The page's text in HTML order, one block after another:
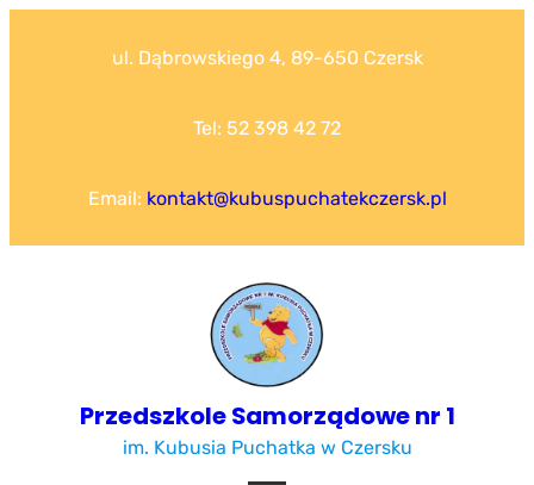
ul. Dąbrowskiego 4, 89-650 Czersk
Tel: 52 398 42 72
Email: kontakt@kubuspuchatekczersk.pl
Przedszkole Samorządowe nr 1
im. Kubusia Puchatka w Czersku